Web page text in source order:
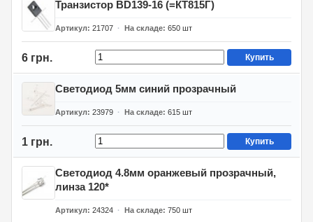
Транзистор BD139-16 (=КТ815Г)
Артикул 21707 На складе 650 шт
6 грн. Купить
Светодиод 5мм синий прозрачный
Артикул 23979 На складе 615 шт
1 грн. Купить
Светодиод 4.8мм оранжевый прозрачный,
линза 120*
Артикул 24324 На складе 750 шт